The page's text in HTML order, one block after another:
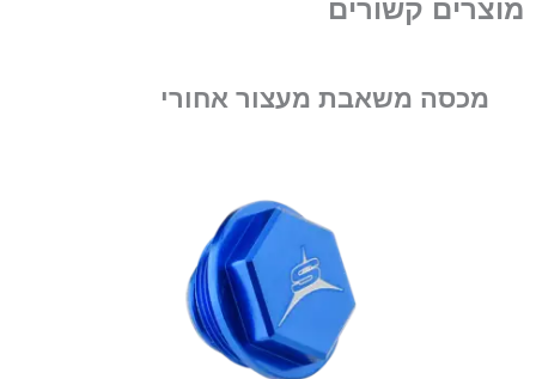
מוצרים קשורים
מכסה משאבת מעצור אחורי